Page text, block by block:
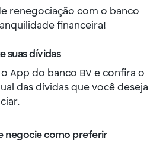
renegociação com o banco
financeira!
suas dívidas
o App do banco BV e confira o
das dívidas que você deseja
negocie como preferir